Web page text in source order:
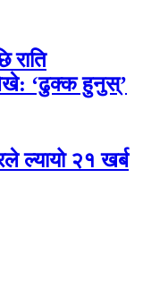
‘ढुक्क हुनुस्’
ल्यायो २१ खर्ब